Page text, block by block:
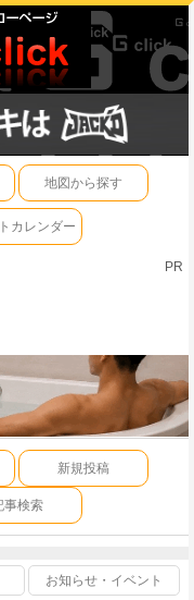
地図から探す
カレンダー
PR
新規投稿
事検索
お知らせ・イベント